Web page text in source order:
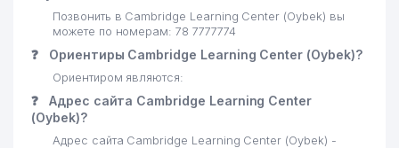
ИТАЛХИТ ГРУП ООО
26
РЕСПУБЛИКАНСКАЯ
СПЕЦИАЛИЗИРОВАННАЯ
ХОРЕОГРАФИЧЕСКАЯ ШКОЛА
ИНТЕРНАТ
584 м
Позвонить в Cambridge Learning Center (Oybek) вы
можете по номерам: 78 7777774
❓ Ориентиры Cambridge Learning Center (Oybek)?
Ориентиром являются:
❓
Адрес сайта Cambridge Learning Center
(Oybek)?
Адрес сайта Cambridge Learning Center (Oybek) -